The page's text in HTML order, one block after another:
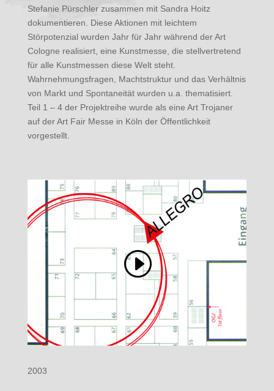
Stefanie Pürschler zusammen mit Sandra Hoitz
dokumentieren. Diese Aktionen mit leichtem
Störpotenzial wurden Jahr für Jahr während der Art
Cologne realisiert, eine Kunstmesse, die stellvertretend
für alle Kunstmessen diese Welt steht.
Wahrnehmungsfragen, Machtstruktur und das Verhältnis
von Markt und Spontaneität wurden u.a. thematisiert.
Teil 1 – 4 der Projektreihe wurde als eine Art Trojaner
auf der Art Fair Messe in Köln der Öffentlichkeit
vorgestellt.
2003